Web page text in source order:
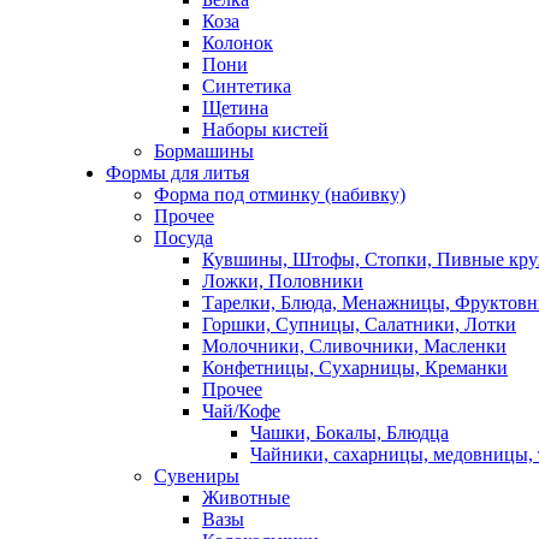
Коза
Колонок
Пони
Синтетика
Щетина
Наборы кистей
Бормашины
Формы для литья
Форма под отминку (набивку)
Прочее
Посуда
Кувшины, Штофы, Стопки, Пивные
Ложки, Половники
Тарелки, Блюда, Менажницы,
Горшки, Супницы, Салатники, Лотки
Молочники, Сливочники, Масленки
Конфетницы, Сухарницы, Креманки
Прочее
Чай/Кофе
Чашки, Бокалы, Блюдца
Чайники, сахарницы, медовницы,
Сувениры
Животные
Вазы